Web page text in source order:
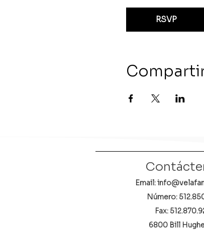
RSVP
Email:
Número:
Fax:
6800 Bill